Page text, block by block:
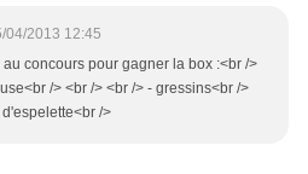
04/2013 12:45
concours pour gagner la box :<br />
/> <br /> <br /> - gressins<br />
/>